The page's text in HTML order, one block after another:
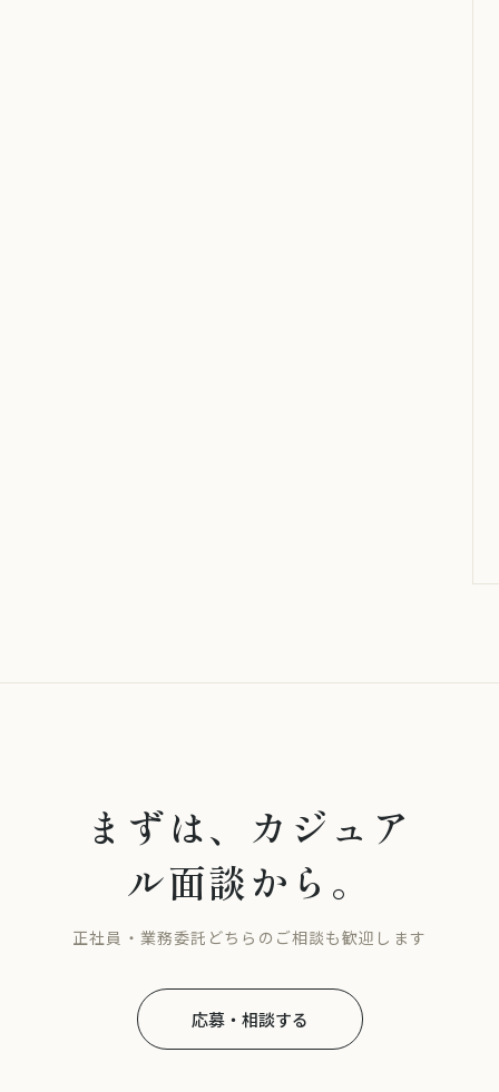
まずは、カジュア
ル面談から。
正社員・業務委託どちらのご相談も歓迎します
応募・相談する